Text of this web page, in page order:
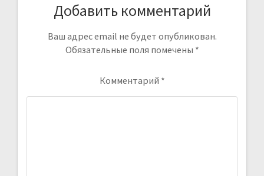
Добавить комментарий
Ваш адрес email не будет опубликован.
Обязательные поля помечены *
Комментарий *